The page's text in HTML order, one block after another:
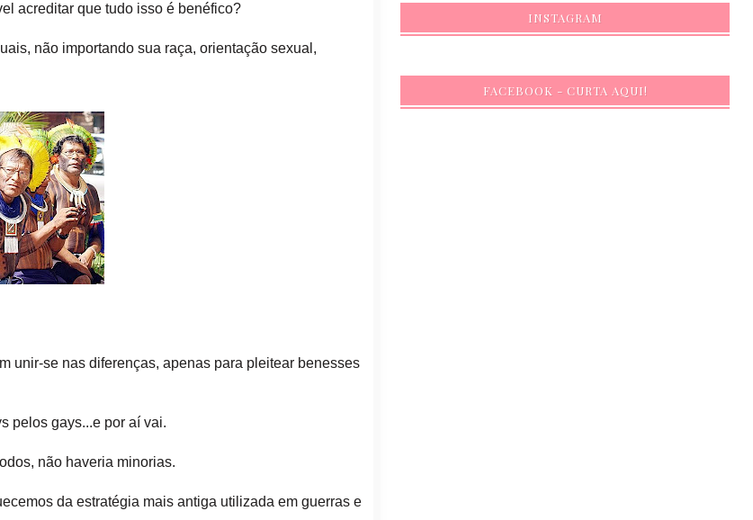
acreditar que tudo isso é benéfico?
não importando sua raça, orientação sexual,
unir-se nas diferenças, apenas para pleitear benesses
pelos gays...e por aí vai.
não haveria minorias.
da estratégia mais antiga utilizada em guerras e
INSTAGRAM
FACEBOOK - CURTA AQUI!